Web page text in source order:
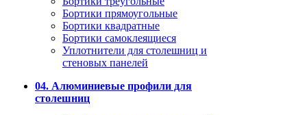
Бортики прямоугольные
Бортики квадратные
Бортики самоклеящиеся
Уплотнители для столешниц и
стеновых панелей
04. Алюминиевые профили для
столешниц